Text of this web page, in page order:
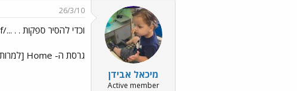
מיכאל אבידן
Active member
26/3/10
וכדי להסיר ספקות . . .../images/Emo43.gif
גרסת ה- Home [למרות שרשום, לצידה, גם Student] נמכרת לכל מי דיכפין...